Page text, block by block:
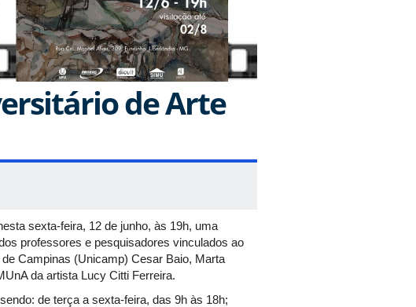
de Arte
sexta-feira, 12 de junho, às 19h, uma
professores e pesquisadores vinculados ao
Campinas (Unicamp) Cesar Baio, Marta
da artista Lucy Citti Ferreira.
de terça a sexta-feira, das 9h às 18h;